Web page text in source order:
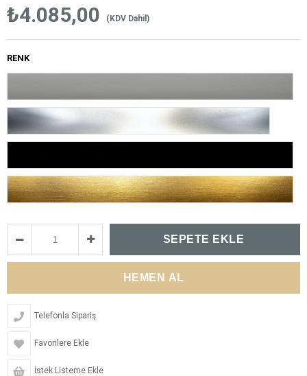
₺4.085,00 (KDV Dahil)
RENK
Telefonla Sipariş
Favorilere Ekle
İstek Listeme Ekle